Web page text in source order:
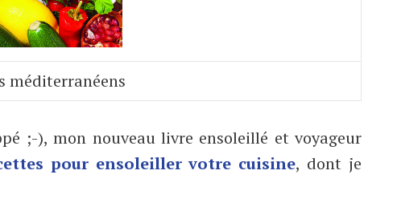
méditerranéens
;-), mon nouveau livre ensoleillé et voyageur
pour ensoleiller votre cuisine, dont je